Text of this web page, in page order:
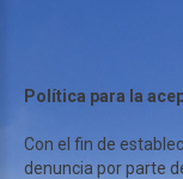
Política para la
Con el fin de
denuncia por parte